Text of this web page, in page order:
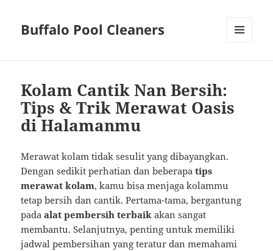
Buffalo Pool Cleaners
Kolam Cantik Nan Bersih:
Tips & Trik Merawat Oasis
di Halamanmu
Merawat kolam tidak sesulit yang dibayangkan.
Dengan sedikit perhatian dan beberapatips
merawat kolam, kamu bisa menjaga kolammu
tetap bersih dan cantik. Pertama-tama, bergantung
padaalat pembersih terbaik akan sangat
membantu. Selanjutnya, penting untuk memiliki
jadwal pembersihan yang teratur dan memahami